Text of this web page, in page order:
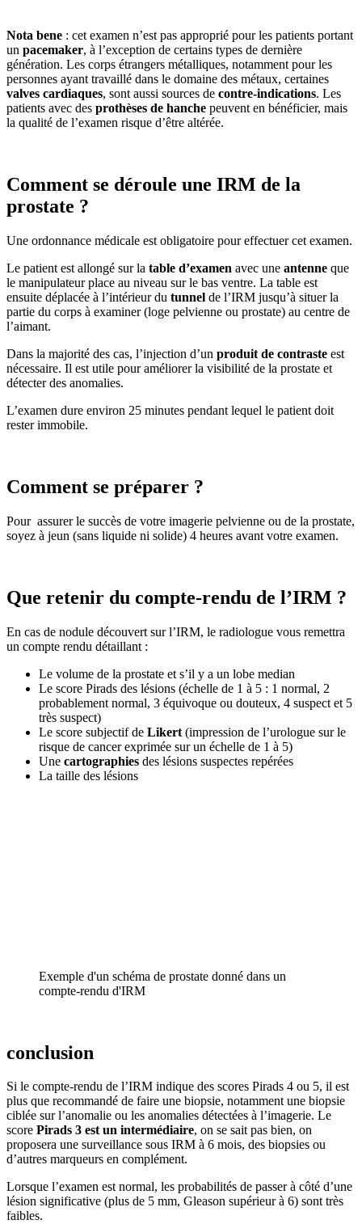
Nota bene : cet examen n’est pas approprié pour les patients portant
un pacemaker, à l’exception de certains types de dernière
génération. Les corps étrangers métalliques, notamment pour les
personnes ayant travaillé dans le domaine des métaux, certaines
valves cardiaques, sont aussi sources de contre-indications. Les
patients avec des prothèses de hanche peuvent en bénéficier, mais
la qualité de l’examen risque d’être altérée.
Comment se déroule une IRM de la
prostate ?
Une ordonnance médicale est obligatoire pour effectuer cet examen.
Le patient est allongé sur la table d’examen avec une antenne que
le manipulateur place au niveau sur le bas ventre. La table est
ensuite déplacée à l’intérieur du tunnel de l’IRM jusqu’à situer la
partie du corps à examiner (loge pelvienne ou prostate) au centre de
l’aimant.
Dans la majorité des cas, l’injection d’un produit de contraste est
nécessaire. Il est utile pour améliorer la visibilité de la prostate et
détecter des anomalies.
L’examen dure environ 25 minutes pendant lequel le patient doit
rester immobile.
Comment se préparer ?
Pour assurer le succès de votre imagerie pelvienne ou de la prostate,
soyez à jeun (sans liquide ni solide) 4 heures avant votre examen.
Que retenir du compte-rendu de l’IRM ?
En cas de nodule découvert sur l’IRM, le radiologue vous remettra
un compte rendu détaillant :
Le volume de la prostate et s’il y a un lobe median
Le score Pirads des lésions (échelle de 1 à 5 : 1 normal, 2
probablement normal, 3 équivoque ou douteux, 4 suspect et 5
très suspect)
Le score subjectif de Likert (impression de l’urologue sur le
risque de cancer exprimée sur un échelle de 1 à 5)
Une cartographies des lésions suspectes repérées
La taille des lésions
Exemple d'un schéma de prostate donné dans un
compte-rendu d'IRM
conclusion
Si le compte-rendu de l’IRM indique des scores Pirads 4 ou 5, il est
plus que recommandé de faire une biopsie, notamment une biopsie
ciblée sur l’anomalie ou les anomalies détectées à l’imagerie. Le
score Pirads 3 est un intermédiaire, on se sait pas bien, on
proposera une surveillance sous IRM à 6 mois, des biopsies ou
d’autres marqueurs en complément.
Lorsque l’examen est normal, les probabilités de passer à côté d’une
lésion significative (plus de 5 mm, Gleason supérieur à 6) sont très
faibles.